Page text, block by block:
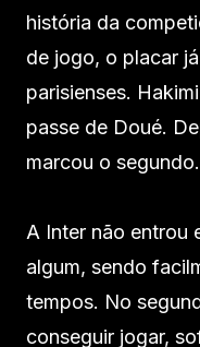
história da
de jogo, o placar
parisienses.
passe de Doué.
marcou o segundo.
A Inter não entrou
algum, sendo
tempos. No
conseguir jogar,